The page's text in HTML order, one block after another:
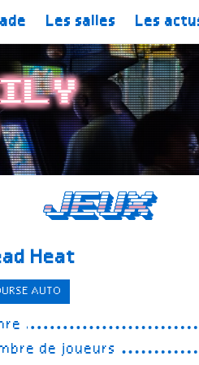
Les salles Les
Jeux
Heat
AUTO
de joueurs